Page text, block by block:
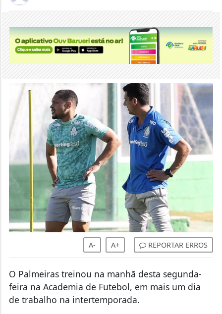
A- A+ REPORTAR ERROS
O Palmeiras treinou na manhã desta segunda-
feira na Academia de Futebol, em mais um dia
de trabalho na intertemporada.